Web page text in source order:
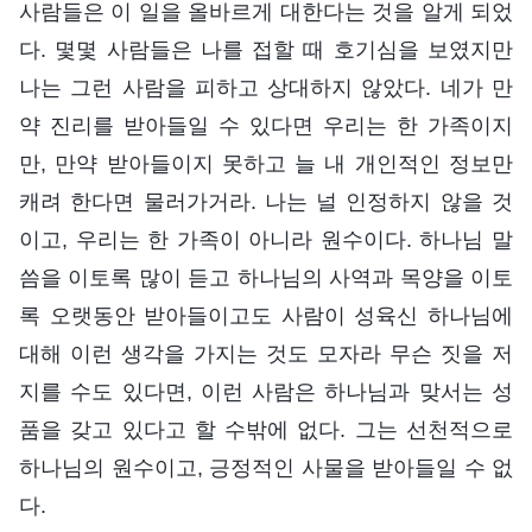
사람들은 이 일을 올바르게 대한다는 것을 알게 되었
다. 몇몇 사람들은 나를 접할 때 호기심을 보였지만
나는 그런 사람을 피하고 상대하지 않았다. 네가 만
약 진리를 받아들일 수 있다면 우리는 한 가족이지
만, 만약 받아들이지 못하고 늘 내 개인적인 정보만
캐려 한다면 물러가거라. 나는 널 인정하지 않을 것
이고, 우리는 한 가족이 아니라 원수이다. 하나님 말
씀을 이토록 많이 듣고 하나님의 사역과 목양을 이토
록 오랫동안 받아들이고도 사람이 성육신 하나님에
대해 이런 생각을 가지는 것도 모자라 무슨 짓을 저
지를 수도 있다면, 이런 사람은 하나님과 맞서는 성
품을 갖고 있다고 할 수밖에 없다. 그는 선천적으로
하나님의 원수이고, 긍정적인 사물을 받아들일 수 없
다.